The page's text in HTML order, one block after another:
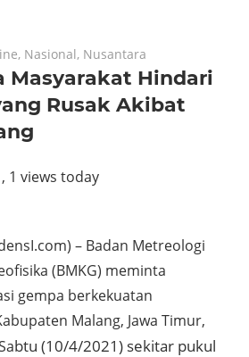
, Nasional, Nusantara
Masyarakat Hindari
Rusak Akibat
, 1 views today
– Badan Metreologi
(BMKG) meminta
gempa berkekuatan
Malang, Jawa Timur,
btu (10/4/2021) sekitar pukul